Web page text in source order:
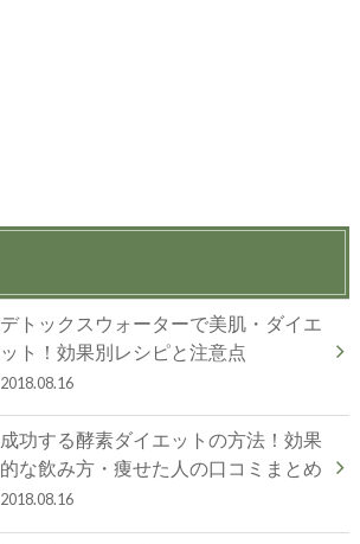
デトックスウォーターで美肌・ダイエ
ット！効果別レシピと注意点
2018.08.16
成功する酵素ダイエットの方法！効果
的な飲み方・痩せた人の口コミまとめ
2018.08.16